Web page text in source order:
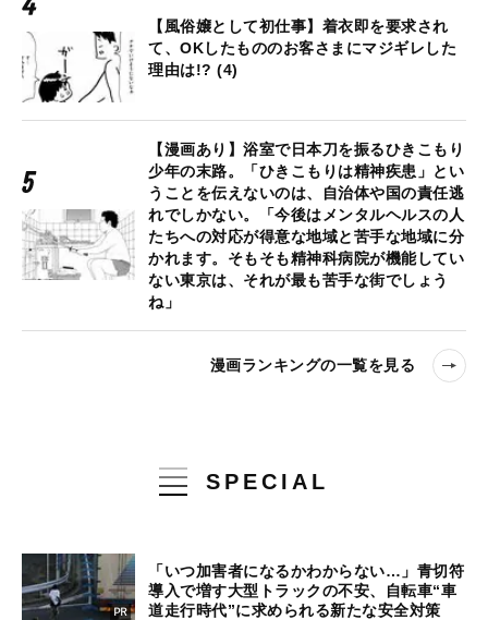
【風俗嬢として初仕事】着衣即を要求され
て、OKしたもののお客さまにマジギレした
理由は!? (4)
【漫画あり】浴室で日本刀を振るひきこもり
少年の末路。「ひきこもりは精神疾患」とい
うことを伝えないのは、自治体や国の責任逃
れでしかない。「今後はメンタルヘルスの人
たちへの対応が得意な地域と苦手な地域に分
かれます。そもそも精神科病院が機能してい
ない東京は、それが最も苦手な街でしょう
ね」
漫画ランキングの一覧を見る
SPECIAL
「いつ加害者になるかわからない…」青切符
導入で増す大型トラックの不安、自転車“車
道走行時代”に求められる新たな安全対策